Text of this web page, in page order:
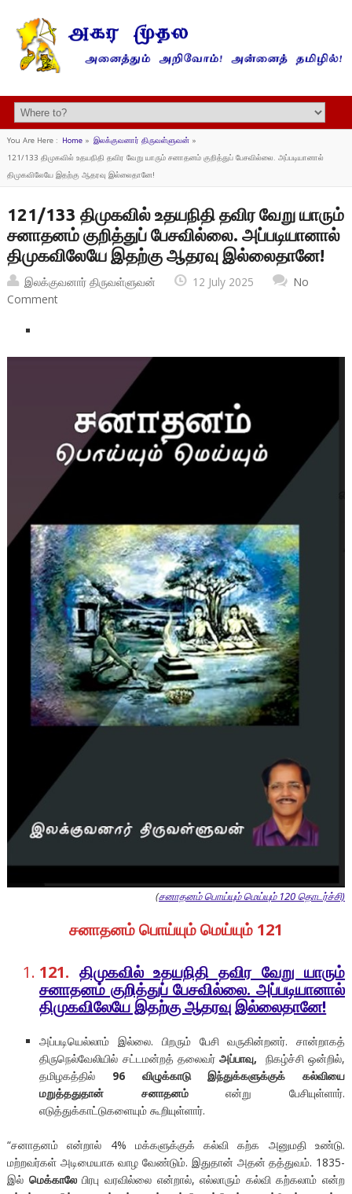
You Are Here : Home» இலக்குவனார் திருவள்ளுவன்»
121/133 திமுகவில் உதயநிதி தவிர வேறு யாரும் சனாதனம் குறித்துப் பேசவில்லை. அப்படியானால்
திமுகவிலேயே இதற்கு ஆதரவு இல்லைதானே!
121/133 திமுகவில் உதயநிதி தவிர வேறு யாரும்
சனாதனம் குறித்துப் பேசவில்லை. அப்படியானால்
திமுகவிலேயே இதற்கு ஆதரவு இல்லைதானே!
இலக்குவனார் திருவள்ளுவன் 12 July 2025
No
Comment
(சனாதனம் பொய்யும் மெய்யும் 120 தொடர்ச்சி)
சனாதனம் பொய்யும் மெய்யும் 121
121. திமுகவில் உதயநிதி தவிர வேறு யாரும்
சனாதனம் குறித்துப் பேசவில்லை. அப்படியானால்
திமுகவிலேயே இதற்கு ஆதரவு இல்லைதானே!
அப்படியெல்லாம் இல்லை. பிறரும் பேசி வருகின்றனர். சான்றாகத்
திருநெல்வேலியில் சட்டமன்றத் தலைவர்அப்பாவு, நிகழ்ச்சி ஒன்றில்,
தமிழகத்தில் 96 விழுக்காடு இந்துக்களுக்குக் கல்வியை
மறுத்ததுதான் சனாதனம்என்று பேசியுள்ளார்.
எடுத்துக்காட்டுகளையும் கூறியுள்ளார்.
“சனாதனம் என்றால் 4% மக்களுக்குக் கல்வி கற்க அனுமதி உண்டு.
மற்றவர்கள் அடிமையாக வாழ வேண்டும். இதுதான் அதன் தத்துவம். 1835-
இல் மெக்காலேபிரபு வரவில்லை என்றால், எல்லாரும் கல்வி கற்கலாம் என்ற